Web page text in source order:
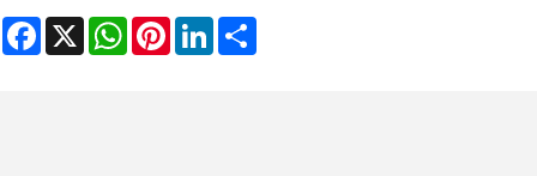
Facebook WhatsAppPinterestLinkedIn